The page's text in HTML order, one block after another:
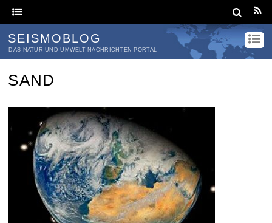
SEISMOBLOG
DAS NATUR UND UMWELT NACHRICHTEN PORTAL
SAND